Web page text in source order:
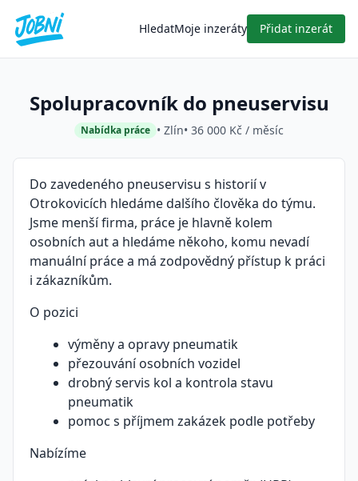
HledatMoje inzeráty Přidat inzerát
Spolupracovník do pneuservisu
Nabídka práce • Zlín• 36 000 Kč / měsíc
Do zavedeného pneuservisu s historií v
Otrokovicích hledáme dalšího člověka do týmu.
Jsme menší firma, práce je hlavně kolem
osobních aut a hledáme někoho, komu nevadí
manuální práce a má zodpovědný přístup k práci
i zákazníkům.
O pozici
výměny a opravy pneumatik
přezouvání osobních vozidel
drobný servis kol a kontrola stavu
pneumatik
pomoc s příjmem zakázek podle potřeby
Nabízíme